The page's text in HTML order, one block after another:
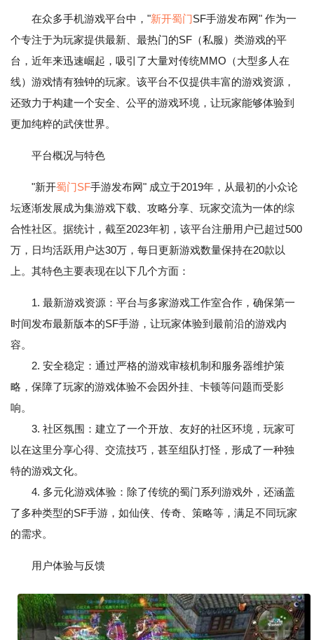
在众多手机游戏平台中，"新开蜀门SF手游发布网" 作为一
个专注于为玩家提供最新、最热门的SF（私服）类游戏的平
台，近年来迅速崛起，吸引了大量对传统MMO（大型多人在
线）游戏情有独钟的玩家。该平台不仅提供丰富的游戏资源，
还致力于构建一个安全、公平的游戏环境，让玩家能够体验到
更加纯粹的武侠世界。
平台概况与特色
"新开蜀门SF手游发布网" 成立于2019年，从最初的小众论
坛逐渐发展成为集游戏下载、攻略分享、玩家交流为一体的综
合性社区。据统计，截至2023年初，该平台注册用户已超过500
万，日均活跃用户达30万，每日更新游戏数量保持在20款以
上。其特色主要表现在以下几个方面：
1. 最新游戏资源：平台与多家游戏工作室合作，确保第一
时间发布最新版本的SF手游，让玩家体验到最前沿的游戏内
容。
2. 安全稳定：通过严格的游戏审核机制和服务器维护策
略，保障了玩家的游戏体验不会因外挂、卡顿等问题而受影
响。
3. 社区氛围：建立了一个开放、友好的社区环境，玩家可
以在这里分享心得、交流技巧，甚至组队打怪，形成了一种独
特的游戏文化。
4. 多元化游戏体验：除了传统的蜀门系列游戏外，还涵盖
了多种类型的SF手游，如仙侠、传奇、策略等，满足不同玩家
的需求。
用户体验与反馈